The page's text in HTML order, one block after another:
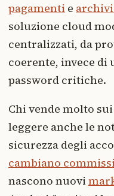
pagamenti e
soluzione cloud
centralizzati, da
coerente, invece di
password critiche.
Chi vende molto
leggere anche le
sicurezza degli
cambiano
nascono nuovi